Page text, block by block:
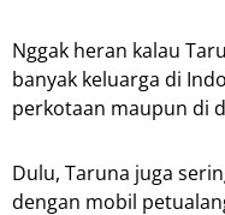
Nggak heran kalau
banyak keluarga di
perkotaan maupun di
Dulu, Taruna juga
dengan mobil